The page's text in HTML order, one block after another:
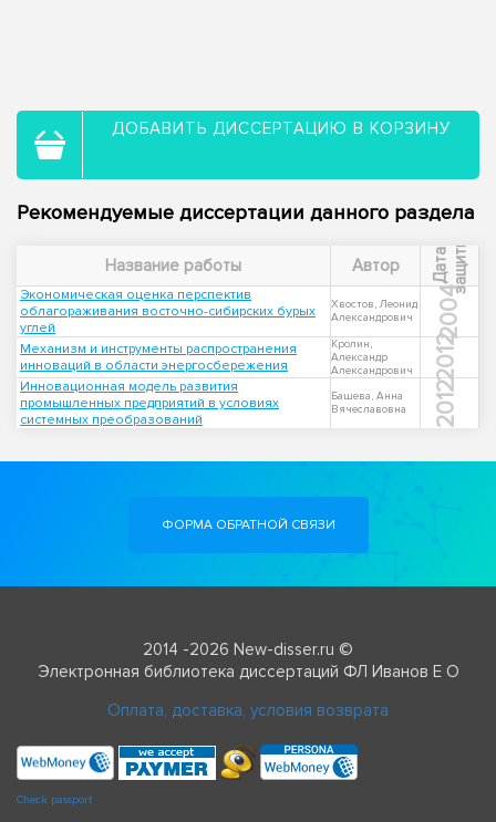
ДОБАВИТЬ ДИССЕРТАЦИЮ В КОРЗИНУ
Рекомендуемые диссертации данного раздела
Название работы Автор Д
а
т
а
з
а
щ
и
т ы
Экономическая оценка перспектив
облагораживания восточно-сибирских бурых
углей
Хвостов, Леонид
Александрович
2004
Механизм и инструменты распространения
инноваций в области энергосбережения
Кролин,
Александр
Александрович
2012
Инновационная модель развития
промышленных предприятий в условиях
системных преобразований
Башева, Анна
Вячеславовна
2012
ФОРМА ОБРАТНОЙ СВЯЗИ
2014 -2026 New-disser.ru ©
Электронная библиотека диссертаций ФЛ Иванов Е О
Оплата, доставка, условия возврата
Check passport